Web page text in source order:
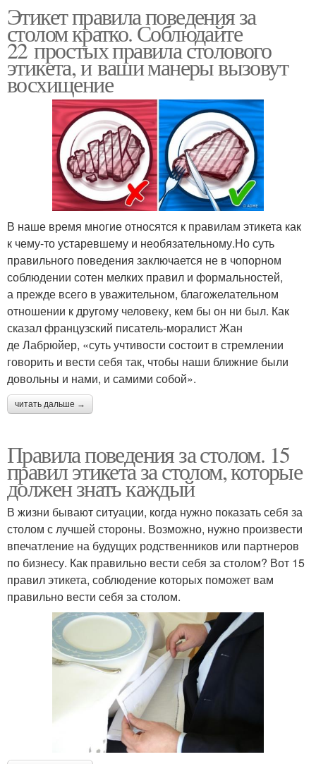
Этикет правила поведения за
столом кратко. Соблюдайте
22 простых правила столового
этикета, и ваши манеры вызовут
восхищение
В наше время многие относятся к правилам этикета как
к чему-то устаревшему и необязательному.Но суть
правильного поведения заключается не в чопорном
соблюдении сотен мелких правил и формальностей,
а прежде всего в уважительном, благожелательном
отношении к другому человеку, кем бы он ни был. Как
сказал французский писатель-моралист Жан
де Лабрюйер, «суть учтивости состоит в стремлении
говорить и вести себя так, чтобы наши ближние были
довольны и нами, и самими собой».
читать дальше →
Правила поведения за столом. 15
правил этикета за столом, которые
должен знать каждый
В жизни бывают ситуации, когда нужно показать себя за
столом с лучшей стороны. Возможно, нужно произвести
впечатление на будущих родственников или партнеров
по бизнесу. Как правильно вести себя за столом? Вот 15
правил этикета, соблюдение которых поможет вам
правильно вести себя за столом.